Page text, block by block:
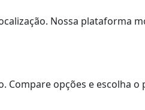
Nossa plataforma
Compare opções e escolha